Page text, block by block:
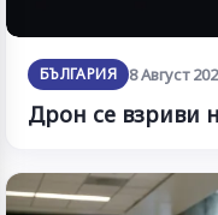
БЪЛГАРИЯ 8 Август
Дрон се взриви